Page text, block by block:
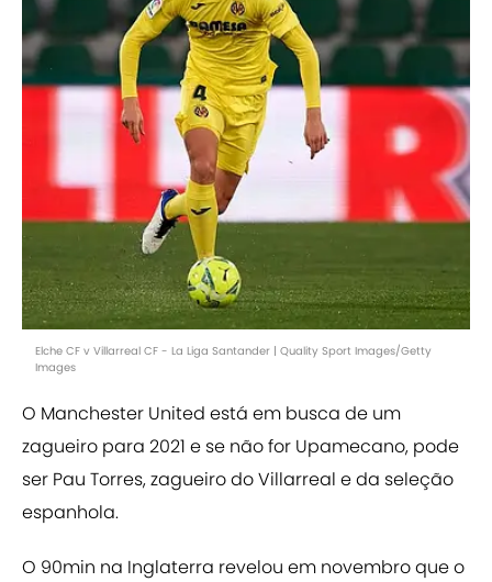
Elche CF v Villarreal CF - La Liga Santander | Quality Sport Images/Getty
Images
O Manchester United está em busca de um
zagueiro para 2021 e se não for Upamecano, pode
ser Pau Torres, zagueiro do Villarreal e da seleção
espanhola.
O 90min na Inglaterra revelou em novembro que o